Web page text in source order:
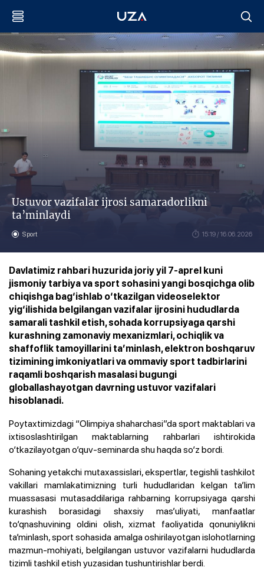
Ustuvor vazifalar ijrosi samaradorlikni
ta’minlaydi
Sport 15:19 / 16.06.2026
Davlatimiz rahbari huzurida joriy yil 7-aprel kuni
jismoniy tarbiya va sport sohasini yangi bosqichga olib
chiqishga bag‘ishlab o‘tkazilgan videoselektor
yig‘ilishida belgilangan vazifalar ijrosini hududlarda
samarali tashkil etish, sohada korrupsiyaga qarshi
kurashning zamonaviy mexanizmlari, ochiqlik va
shaffoflik tamoyillarini ta’minlash, elektron boshqaruv
tizimining imkoniyatlari va ommaviy sport tadbirlarini
raqamli boshqarish masalasi bugungi
globallashayotgan davrning ustuvor vazifalari
hisoblanadi.
Poytaxtimizdagi “Olimpiya shaharchasi”da sport maktablari va
ixtisoslashtirilgan maktablarning rahbarlari ishtirokida
o‘tkazilayotgan o‘quv-seminarda shu haqda so‘z bordi.
Sohaning yetakchi mutaxassislari, ekspertlar, tegishli tashkilot
vakillari mamlakatimizning turli hududlaridan kelgan ta’lim
muassasasi mutasaddilariga rahbarning korrupsiyaga qarshi
kurashish borasidagi shaxsiy mas’uliyati, manfaatlar
to‘qnashuvining oldini olish, xizmat faoliyatida qonuniylikni
ta’minlash, sport sohasida amalga oshirilayotgan islohotlarning
mazmun-mohiyati, belgilangan ustuvor vazifalarni hududlarda
tizimli tashkil etish yuzasidan tushuntirishlar berdi.